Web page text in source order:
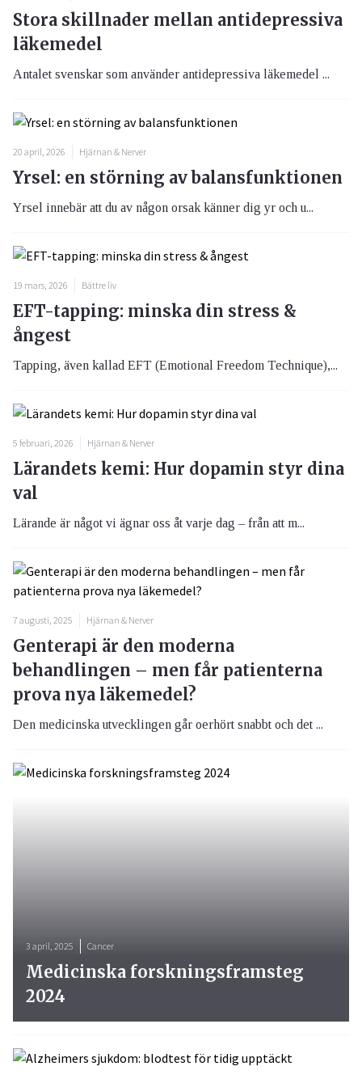
Stora skillnader mellan antidepressiva
läkemedel
Antalet svenskar som använder antidepressiva läkemedel ...
20 april, 2026 Hjärnan & Nerver
Yrsel: en störning av balansfunktionen
Yrsel innebär att du av någon orsak känner dig yr och u...
19 mars, 2026 Bättre liv
EFT-tapping: minska din stress &
ångest
Tapping, även kallad EFT (Emotional Freedom Technique),...
5 februari, 2026 Hjärnan & Nerver
Lärandets kemi: Hur dopamin styr dina
val
Lärande är något vi ägnar oss åt varje dag – från att m...
7 augusti, 2025 Hjärnan & Nerver
Genterapi är den moderna
behandlingen – men får patienterna
prova nya läkemedel?
Den medicinska utvecklingen går oerhört snabbt och det ...
3 april, 2025 Cancer
Medicinska forskningsframsteg
2024